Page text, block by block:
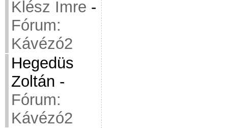
Klész Imre -
Fórum:
Kávézó2
Hegedüs
Zoltán -
Fórum:
Kávézó2